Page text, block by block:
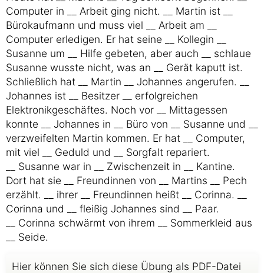
Computer in __ Arbeit ging nicht. __ Martin ist __
Bürokaufmann und muss viel __ Arbeit am __
Computer erledigen. Er hat seine __ Kollegin __
Susanne um __ Hilfe gebeten, aber auch __ schlaue
Susanne wusste nicht, was an __ Gerät kaputt ist.
Schließlich hat __ Martin __ Johannes angerufen. __
Johannes ist __ Besitzer __ erfolgreichen
Elektronikgeschäftes. Noch vor __ Mittagessen
konnte __ Johannes in __ Büro von __ Susanne und __
verzweifelten Martin kommen. Er hat __ Computer,
mit viel __ Geduld und __ Sorgfalt repariert.
__ Susanne war in __ Zwischenzeit in __ Kantine.
Dort hat sie __ Freundinnen von __ Martins __ Pech
erzählt. __ ihrer __ Freundinnen heißt __ Corinna. __
Corinna und __ fleißig Johannes sind __ Paar.
__ Corinna schwärmt von ihrem __ Sommerkleid aus
__ Seide.
Hier können Sie sich diese Übung als PDF-Datei